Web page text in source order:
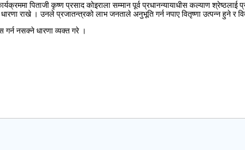
पिताजी कृष्ण प्रसाद कोइराला सम्मान पूर्व प्रधानन्यायाधीस कल्याण श्रेष्ठलाई
राखे । उनले प्रजातन्त्रको लाभ जनताले अनुभूति गर्न नपाए वितृष्णा उत्पन्न हुने र
नसक्ने धारणा व्यक्त गरे ।